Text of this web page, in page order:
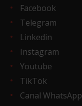
Facebook
Telegram
Linkedin
Instagram
Youtube
TikTok
Canal WhatsApp